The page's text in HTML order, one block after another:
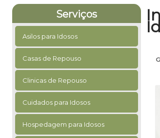
Serviços
Asilos para Idosos
Casas de Repouso
Clinicas de Repouso
Cuidados para Idosos
Hospedagem para Idosos